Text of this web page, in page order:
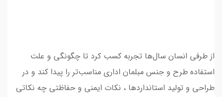
از طرفی انسان سال‌ها تجربه کسب کرد تا چگونگی و علت
استفاده طرح و جنس مبلمان اداری مناسب‌تر را پیدا کند و در
طراحی و تولید استانداردها ، نکات ایمنی و حفاظتی چه نکاتی